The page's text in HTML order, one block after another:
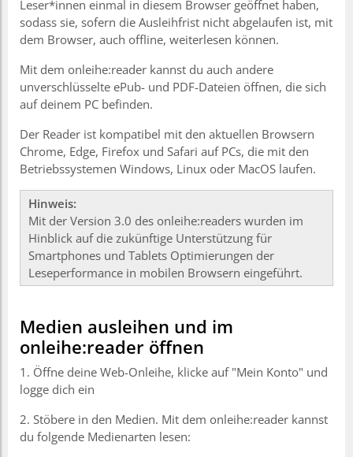
Leser*innen einmal in diesem Browser geöffnet haben,
sodass sie, sofern die Ausleihfrist nicht abgelaufen ist, mit
dem Browser, auch offline, weiterlesen können.
Mit dem onleihe:reader kannst du auch andere
unverschlüsselte ePub- und PDF-Dateien öffnen, die sich
auf deinem PC befinden.
Der Reader ist kompatibel mit den aktuellen Browsern
Chrome, Edge, Firefox und Safari auf PCs, die mit den
Betriebssystemen Windows, Linux oder MacOS laufen.
Hinweis:
Mit der Version 3.0 des onleihe:readers wurden im
Hinblick auf die zukünftige Unterstützung für
Smartphones und Tablets Optimierungen der
Leseperformance in mobilen Browsern eingeführt.
Medien ausleihen und im
onleihe:reader öffnen
1. Öffne deine Web-Onleihe, klicke auf "Mein Konto" und
logge dich ein
2. Stöbere in den Medien. Mit dem onleihe:reader kannst
du folgende Medienarten lesen: